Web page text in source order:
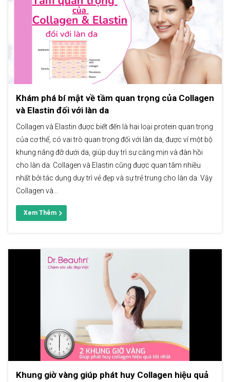
Khám phá bí mật về tầm quan trọng của Collagen
và Elastin đối với làn da
Collagen và Elastin được biết đến là hai loại protein quan trọng
của cơ thể, có vai trò quan trọng đối với làn da, được ví một bộ
khung nâng đỡ dưới da, giúp duy trì sự căng mịn và đàn hồi
cho làn da. Collagen và Elastin cũng được quan tâm nhiều
nhất bởi tác dụng duy trì vẻ đẹp và sự trẻ trung cho làn da. Vậy
Collagen và...
Xem Thêm
Khung giờ vàng giúp phát huy Collagen hiệu quả